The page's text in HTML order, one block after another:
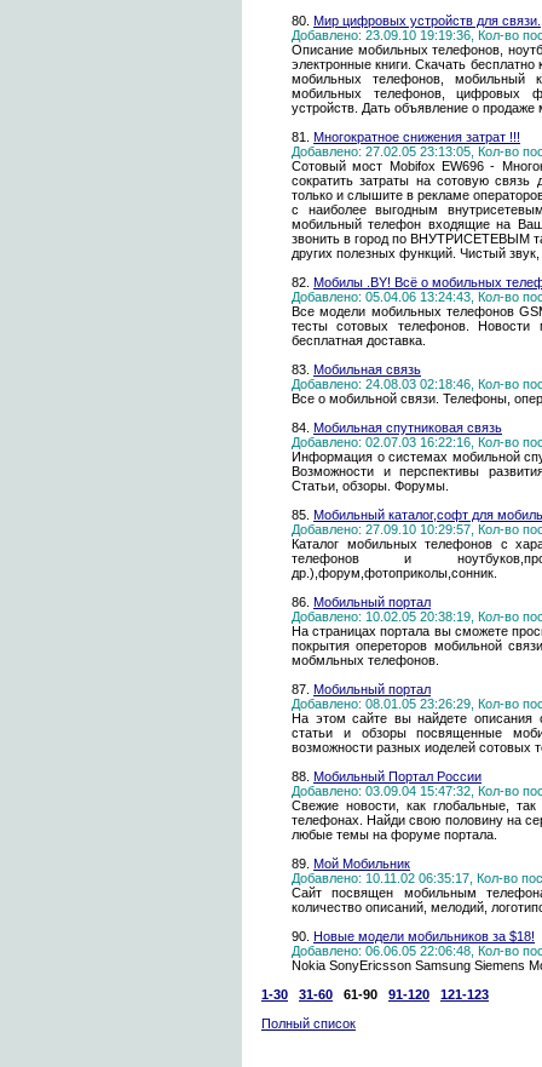
80. Мир цифровых устройств для связи.
Добавлено: 23.09.10 19:19:36, Кол-во
Описание мобильных телефонов,
электронные книги. Скачать
мобильных телефонов, мобильный
мобильных телефонов, цифровых
устройств. Дать объявление о
81. Многократное снижения затрат !!!
Добавлено: 27.02.05 23:13:05, Кол-во
Сотовый мост Mobifox EW696 -
сократить затраты на сотовую
только и слышите в рекламе
с наиболее выгодным
мобильный телефон входящие на
звонить в город по ВНУТРИСЕТЕВЫМ
других полезных функций. Чистый
82. Мобилы .BY! Всё о мобильных
Добавлено: 05.04.06 13:24:43, Кол-во
Все модели мобильных телефонов
тесты сотовых телефонов. Новости
бесплатная доставка.
83. Мобильная cвязь
Добавлено: 24.08.03 02:18:46, Кол-во
Все о мобильной связи. Телефоны,
84. Мобильная спутниковая связь
Добавлено: 02.07.03 16:22:16, Кол-во
Информация о системах мобильной
Возможности и перспективы
Статьи, обзоры. Форумы.
85. Мобильный каталог,софт для
Добавлено: 27.09.10 10:29:57, Кол-во
Каталог мобильных телефонов с
телефонов и
др.),форум,фотоприколы,сонник.
86. Мобильный портал
Добавлено: 10.02.05 20:38:19, Кол-во
На страницах портала вы сможете
покрытия опереторов мобильной
мобмльных телефонов.
87. Мобильный портал
Добавлено: 08.01.05 23:26:29, Кол-во
На этом сайте вы найдете описания
статьи и обзоры посвященные
возможности разных иоделей сотовых
88. Мобильный Портал России
Добавлено: 03.09.04 15:47:32, Кол-во
Свежие новости, как глобальные,
телефонах. Найди свою половину на
любые темы на форуме портала.
89. Мой Мобильник
Добавлено: 10.11.02 06:35:17, Кол-во
Сайт посвящен мобильным
количество описаний, мелодий,
90. Новые модели мобильников за $18!
Добавлено: 06.06.05 22:06:48, Кол-во
Nokia SonyEricsson Samsung Siemens
1-30
31-60 61-90 91-120
121-123
Полный список